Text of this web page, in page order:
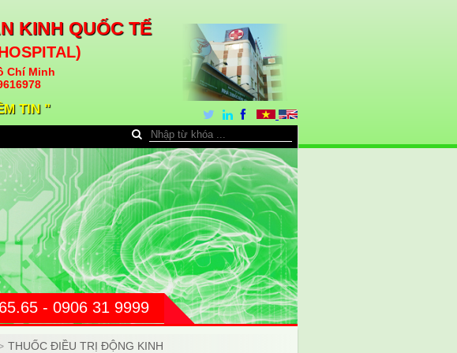
KINH QUỐC TẾ
Chí Minh
- 0906 31 9999
THUỐC ĐIỀU TRỊ ĐỘNG KINH